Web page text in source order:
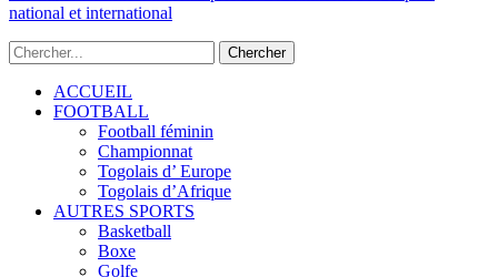
national et international
ACCUEIL
FOOTBALL
Football féminin
Championnat
Togolais d’ Europe
Togolais d’Afrique
AUTRES SPORTS
Basketball
Boxe
Golfe